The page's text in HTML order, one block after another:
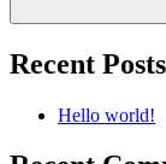
Recent Posts
Hello world!